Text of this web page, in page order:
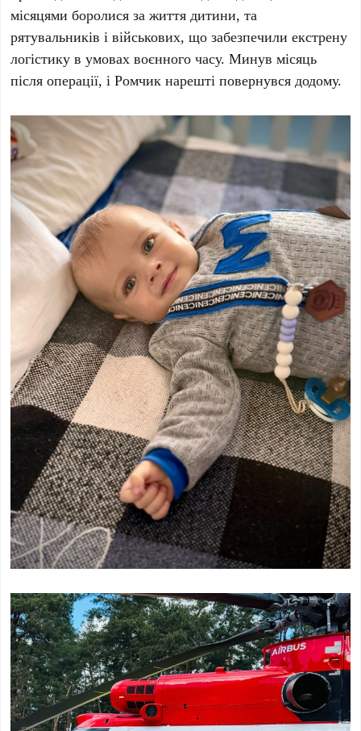
місяцями боролися за життя дитини, та
рятувальників і військових, що забезпечили екстрену
логістику в умовах воєнного часу. Минувмісяць
після операції, іРомчик нарешті повернувся додому.